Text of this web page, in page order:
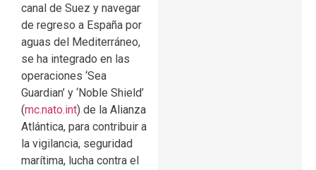
canal de Suez y navegar
de regreso a España por
aguas del Mediterráneo,
se ha integrado en las
operaciones ‘Sea
Guardian’ y ‘Noble Shield’
(mc.nato.int) de la Alianza
Atlántica, para contribuir a
la vigilancia, seguridad
marítima, lucha contra el